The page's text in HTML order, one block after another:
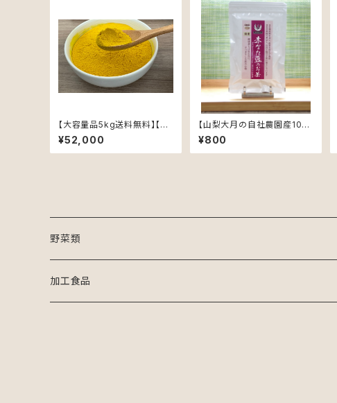
【大容量品5kg送料無料】【山
梨大月の自社農園産100%】
【農薬不使用】秋ウコン粉末
【大きい寒暖差でまろやかな
¥52,000
【山梨大月の自社農園産10
0%】【農薬不使用】赤なた豆
茶4gｘ8包 【ティーバック入
り】
¥800
野菜類
豆類
加工食品